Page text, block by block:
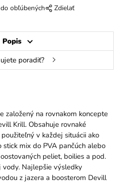
obľúbených Zdielať
Popis
poradiť?
založený na rovnakom koncepte
Krill. Obsahuje rovnaké
v každej situácii ako
mix do PVA pančúch alebo
peliet, boilies a pod.
Najlepšie výsledky
z jazera a boosterom Devill